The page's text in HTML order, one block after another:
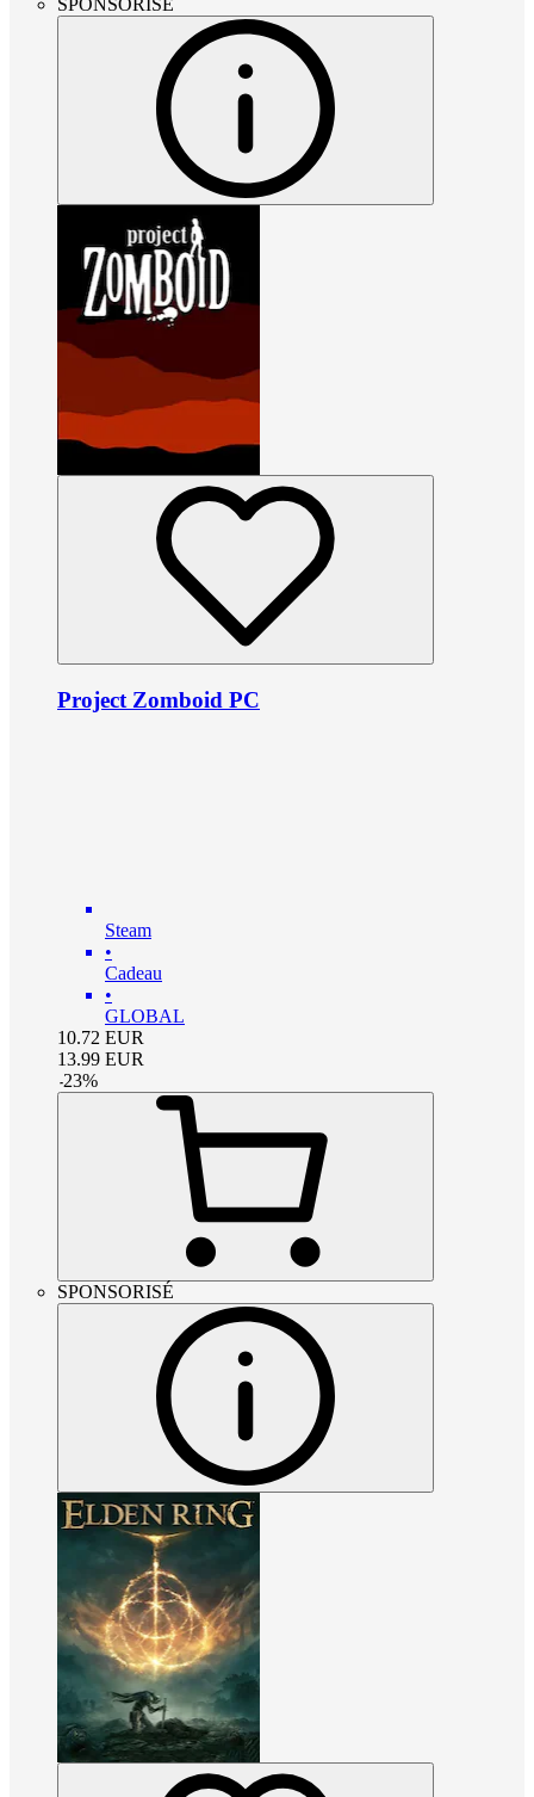
SPONSORISÉ
Project Zomboid PC
Steam
•
Cadeau
•
GLOBAL
10.72 EUR
13.99 EUR
-23%
SPONSORISÉ